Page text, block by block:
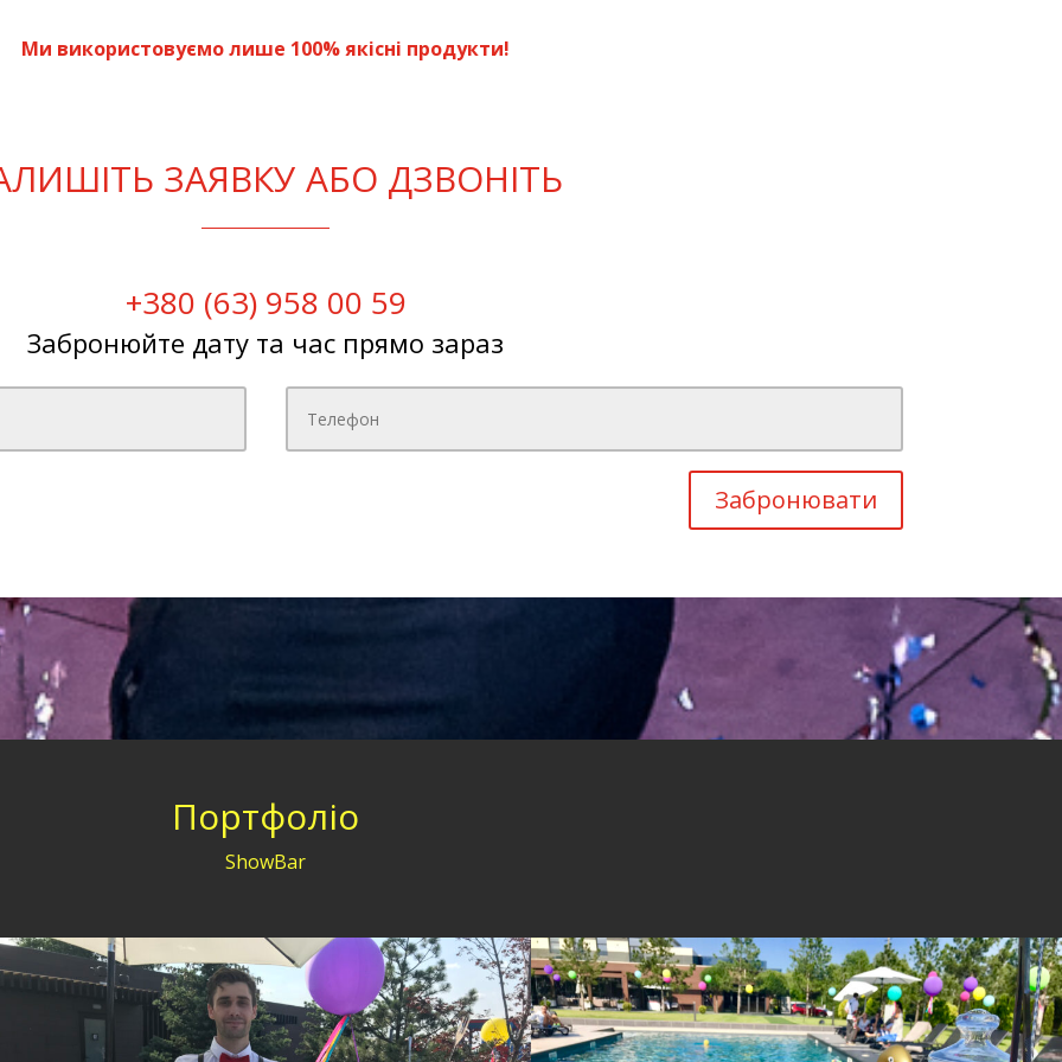
Ми використовуємо лише 100% якісні продукти!
ЗАЯВКУ АБО ДЗВОНІТЬ
+380 (63) 958 00 59
Забронюйте дату та час прямо зараз
Забронювати
Портфоліо
ShowBar